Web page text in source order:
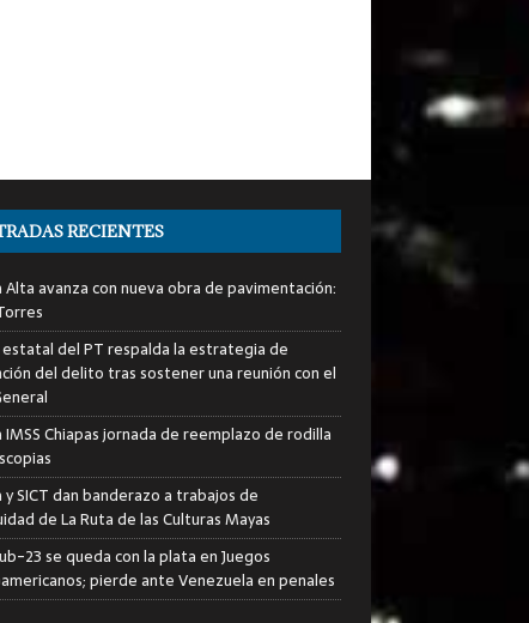
RECIENTES
Alta avanza con nueva obra de pavimentación:
del PT respalda la estrategia de
del delito tras sostener una reunión con el
IMSS Chiapas jornada de reemplazo de rodilla
SICT dan banderazo a trabajos de
de La Ruta de las Culturas Mayas
23 se queda con la plata en Juegos
pierde ante Venezuela en penales